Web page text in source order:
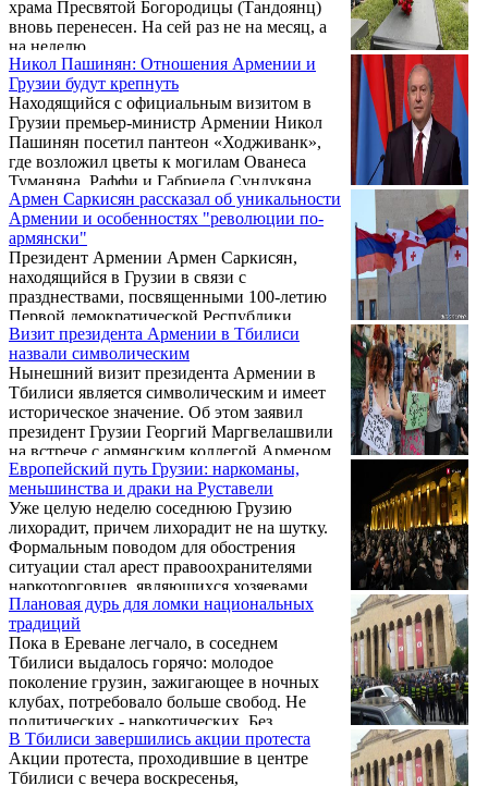
храма Пресвятой Богородицы (Тандоянц)
вновь перенесен. На сей раз не на месяц, а
на неделю.
Никол Пашинян: Отношения Армении и
Грузии будут крепнуть
Находящийся с официальным визитом в
Грузии премьер-министр Армении Никол
Пашинян посетил пантеон «Ходживанк»,
где возложил цветы к могилам Ованеса
Туманяна, Раффи и Габриела Сундукяна,
воздав дань уважения памяти армянских
классиков.
Армен Саркисян рассказал об уникальности
Армении и особенностях "революции по-
армянски"
Президент Армении Армен Саркисян,
находящийся в Грузии в связи с
празднествами, посвященными 100-летию
Первой демократической Республики
Грузия, посетил церковь Сурб Геворк,
являющуюся резиденцией предстоятеля
Грузинской епархии Армянской
Апостольской церкви. Он встретился с
представителями армянской общины
Грузии, сообщает пресс-служба президента
Армении.
Визит президента Армении в Тбилиси
назвали символическим
Нынешний визит президента Армении в
Тбилиси является символическим и имеет
историческое значение. Об этом заявил
президент Грузии Георгий Маргвелашвили
на встрече с армянским коллегой Арменом
Саркисяном, сообщили корреспонденту ИА
REGNUM в пресс-службе главы
государства.
Европейский путь Грузии: наркоманы,
меньшинства и драки на Руставели
Уже целую неделю соседнюю Грузию
лихорадит, причем лихорадит не на шутку.
Формальным поводом для обострения
ситуации стал арест правоохранителями
наркоторговцев, являющихся хозяевами
жизни в двух популярных ночных клубах
Тбилиси "Басиани" и "Галери".
Плановая дурь для ломки национальных
традиций
Пока в Ереване легчало, в соседнем
Тбилиси выдалось горячо: молодое
поколение грузин, зажигающее в ночных
клубах, потребовало больше свобод. Не
политических - наркотических. Без
призывов отправить в отставку премьер-
министра и руководителя МВД республики
тем не менее не обошлось.
В Тбилиси завершились акции протеста
Акции протеста, проходившие в центре
Тбилиси с вечера воскресенья,